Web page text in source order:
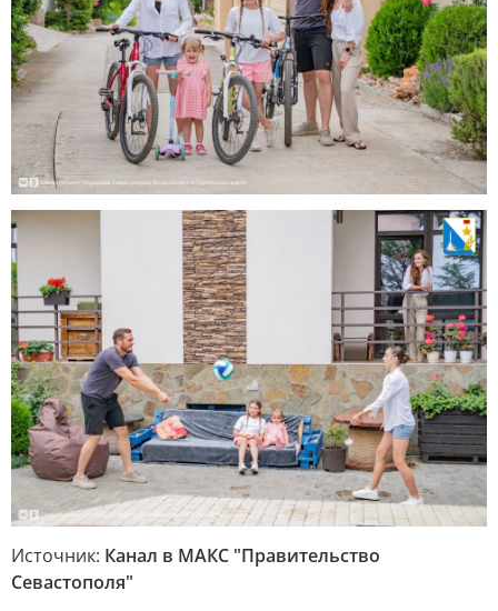
Источник: Канал в МАКС "Правительство
Севастополя"